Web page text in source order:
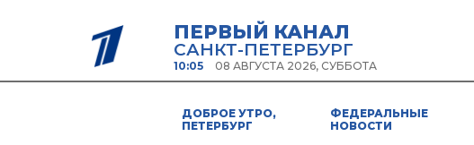
ПЕРВЫЙ КАНАЛ
САНКТ-ПЕТЕРБУРГ
10:05 08 АВГУСТА 2026, СУББОТА
ДОБРОЕ УТРО,
ПЕТЕРБУРГ
ФЕДЕРАЛЬНЫЕ
НОВОСТИ